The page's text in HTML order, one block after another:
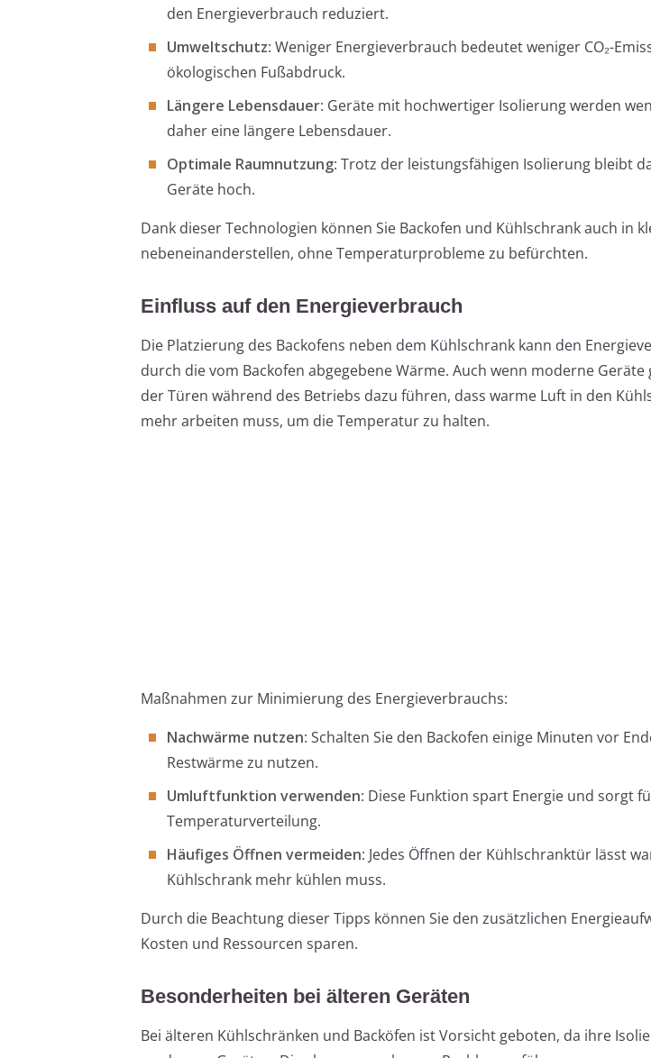
den Energieverbrauch reduziert.
Umweltschutz: Weniger Energieverbrauch bedeutet weniger CO₂-
ökologischen Fußabdruck.
Längere Lebensdauer: Geräte mit hochwertiger Isolierung werden
daher eine längere Lebensdauer.
Optimale Raumnutzung: Trotz der leistungsfähigen Isolierung bleibt
Geräte hoch.
Dank dieser Technologien können Sie Backofen und Kühlschrank auch in
nebeneinanderstellen, ohne Temperaturprobleme zu befürchten.
Einfluss auf den Energieverbrauch
Die Platzierung des Backofens neben dem Kühlschrank kann den
durch die vom Backofen abgegebene Wärme. Auch wenn moderne
der Türen während des Betriebs dazu führen, dass warme Luft in den
mehr arbeiten muss, um die Temperatur zu halten.
Maßnahmen zur Minimierung des Energieverbrauchs:
Nachwärme nutzen: Schalten Sie den Backofen einige Minuten vor
Restwärme zu nutzen.
Umluftfunktion verwenden: Diese Funktion spart Energie und sorgt
Temperaturverteilung.
Häufiges Öffnen vermeiden: Jedes Öffnen der Kühlschranktür lässt
Kühlschrank mehr kühlen muss.
Durch die Beachtung dieser Tipps können Sie den zusätzlichen
Kosten und Ressourcen sparen.
Besonderheiten bei älteren Geräten
Bei älteren Kühlschränken und Backöfen ist Vorsicht geboten, da ihre